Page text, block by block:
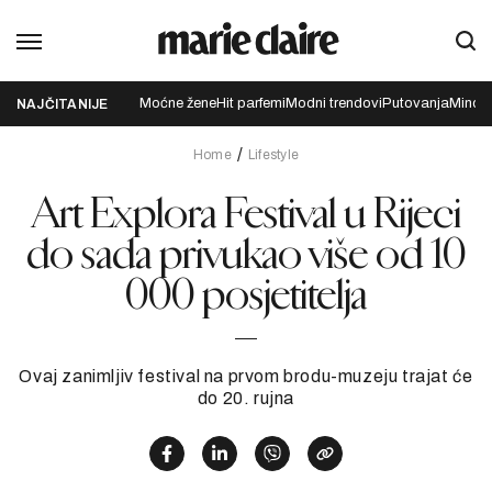
NAJČITANIJE Moćne ženeHit parfemi Modni trendovi Putovanja
Home Lifestyle
Art Explora Festival u Rijeci
do sada privukao više od 10
000 posjetitelja
Ovaj zanimljiv festival na prvom brodu-muzeju trajat će
do 20. rujna